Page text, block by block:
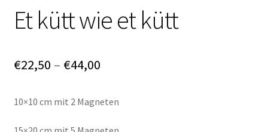
Et kütt wie et kütt
€22,50 – €44,00Preisspanne:
bis
€44,00
10×10 cm mit 2 Magneten